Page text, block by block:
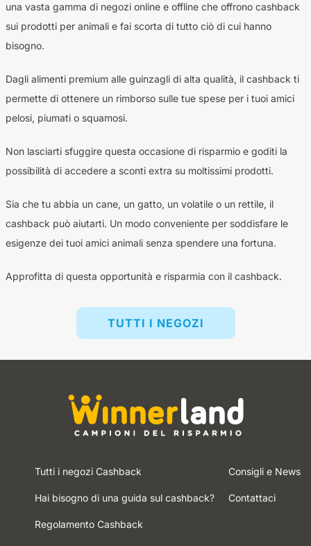
una vasta gamma di negozi online e offline che offrono cashback
sui prodotti per animali e fai scorta di tutto ciò di cui hanno
bisogno.
Dagli alimenti premium alle guinzagli di alta qualità, il cashback ti
permette di ottenere un rimborso sulle tue spese per i tuoi amici
pelosi, piumati o squamosi.
Non lasciarti sfuggire questa occasione di risparmio e goditi la
possibilità di accedere a sconti extra su moltissimi prodotti.
Sia che tu abbia un cane, un gatto, un volatile o un rettile, il
cashback può aiutarti. Un modo conveniente per soddisfare le
esigenze dei tuoi amici animali senza spendere una fortuna.
Approfitta di questa opportunità e risparmia con il cashback.
TUTTI I NEGOZI
Tutti i negozi Cashback
Hai bisogno di una guida sul cashback?
Regolamento Cashback
Consigli e News
Contattaci